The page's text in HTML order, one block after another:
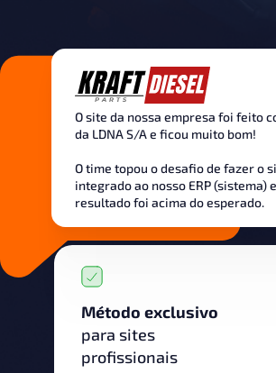
O site da nossa empresa foi feito
da LDNA S/A e ficou muito bom!
O time topou o desafio de fazer o
integrado ao nosso ERP (sistema)
resultado foi acima do esperado.
Método exclusivo
para sites
profissionais